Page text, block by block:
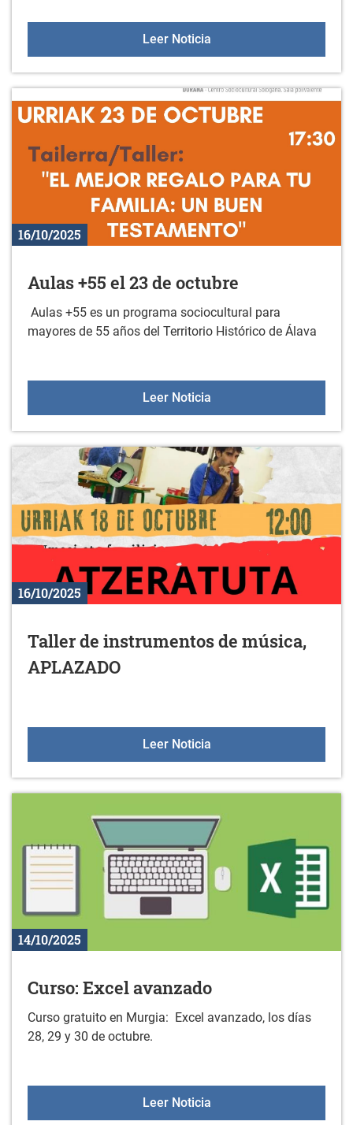
Leer NoticiaXX. Concurso de
16/10/2025
Aulas +55 el 23 de octubre
Aulas +55 es un programa sociocultural para
mayores de 55 años del Territorio Histórico de Álava
Leer NoticiaAulas +55 el 23 de
16/10/2025
Taller de instrumentos de música,
APLAZADO
Leer NoticiaTaller de instrumentos
14/10/2025
Curso: Excel avanzado
Curso gratuito en Murgia: Excel avanzado, los días
28, 29 y 30 de octubre.
Leer NoticiaCurso: Excel avanzado